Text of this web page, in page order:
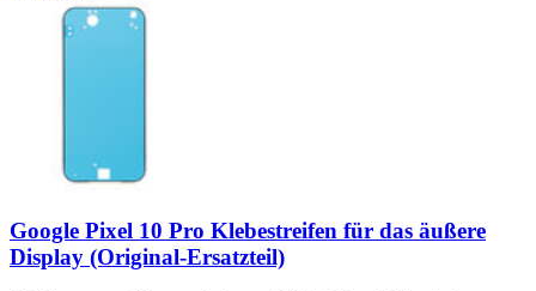
Google Pixel 10 Pro Klebestreifen für das äußere
Display (Original-Ersatzteil)